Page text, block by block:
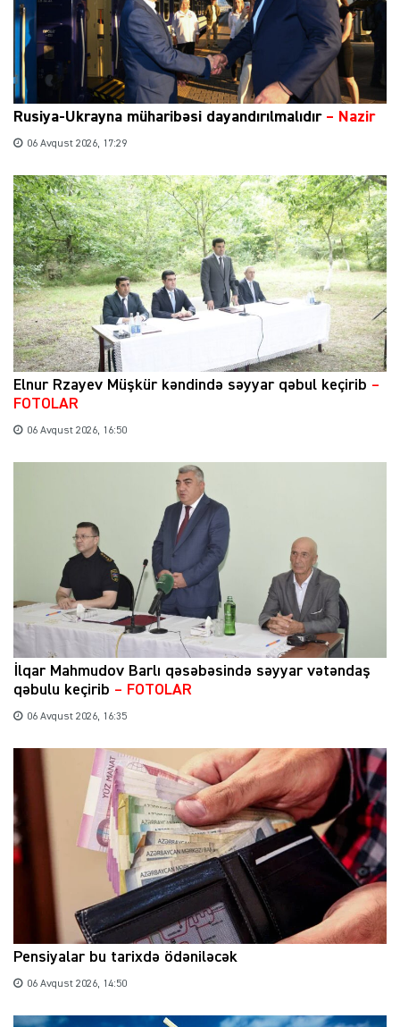
Rusiya-Ukrayna müharibəsi dayandırılmalıdır– Nazir
06 Avqust 2026, 17:29
Elnur Rzayev Müşkür kəndində səyyar qəbul keçirib –
FOTOLAR
06 Avqust 2026, 16:50
İlqar Mahmudov Barlı qəsəbəsində səyyar vətəndaş
qəbulu keçirib – FOTOLAR
06 Avqust 2026, 16:35
Pensiyalar bu tarixdə ödəniləcək
06 Avqust 2026, 14:50